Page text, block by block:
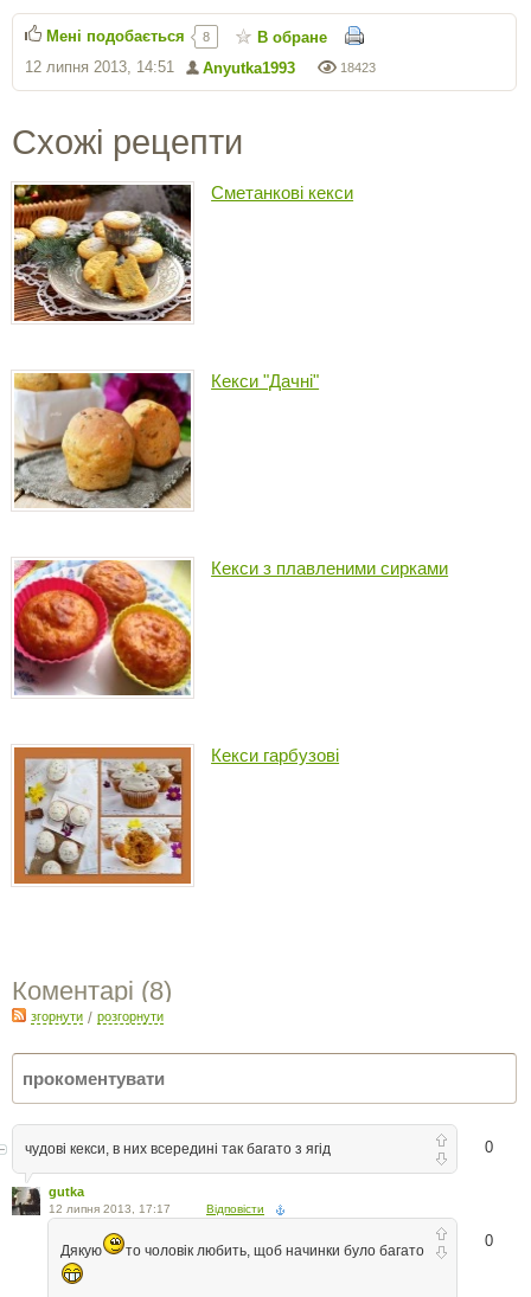
18423
Anyutka1993
12 липня 2013, 14:51
Мені подобається 8 В обране
Схожі рецепти
Сметанкові кекси
Кекси "Дачні"
Кекси з плавленими сирками
Кекси гарбузові
Коментарі (8)
згорнути / розгорнути
0
чудові кекси, в них всередині так багато з ягід
gutka
12 липня 2013, 17:17 Відповісти
0
Дякую то чоловік любить, щоб начинки було багато